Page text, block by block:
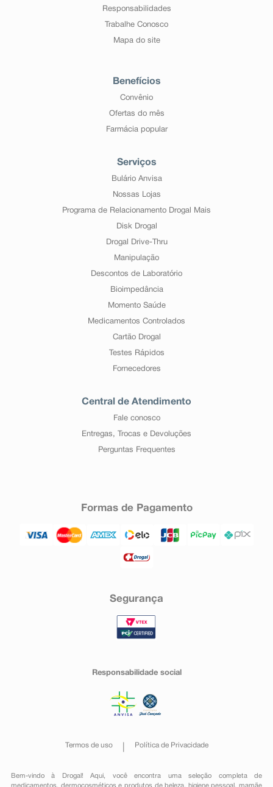
Responsabilidades
Trabalhe Conosco
Mapa do site
Benefícios
Convênio
Ofertas do mês
Farmácia popular
Serviços
Bulário Anvisa
Nossas Lojas
Programa de Relacionamento Drogal Mais
Disk Drogal
Drogal Drive-Thru
Manipulação
Descontos de Laboratório
Bioimpedância
Momento Saúde
Medicamentos Controlados
Cartão Drogal
Testes Rápidos
Fornecedores
Central de Atendimento
Fale conosco
Entregas, Trocas e Devoluções
Perguntas Frequentes
Formas de Pagamento
Segurança
Responsabilidade social
Termos de uso Política de Privacidade
Bem-vindo à Drogal! Aqui, você encontra uma seleção completa de
medicamentos , dermocosméticos e produtos de beleza, higiene pessoal ,mamãe